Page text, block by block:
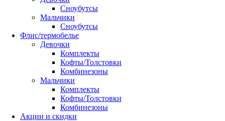
Сноубутсы
Мальчики
Сноубутсы
Флис/термобелье
Девочки
Комплекты
Кофты/Толстовки
Комбинезоны
Мальчики
Комплекты
Кофты/Толстовки
Комбинезоны
Акции и скидки